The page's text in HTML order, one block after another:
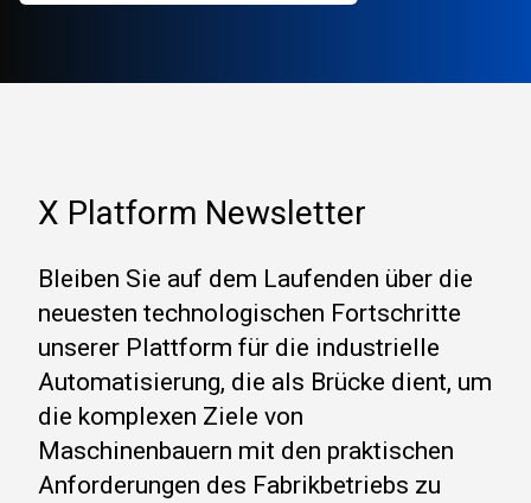
X Platform Newsletter
Bleiben Sie auf dem Laufenden über die
neuesten technologischen Fortschritte
unserer Plattform für die industrielle
Automatisierung, die als Brücke dient, um
die komplexen Ziele von
Maschinenbauern mit den praktischen
Anforderungen des Fabrikbetriebs zu